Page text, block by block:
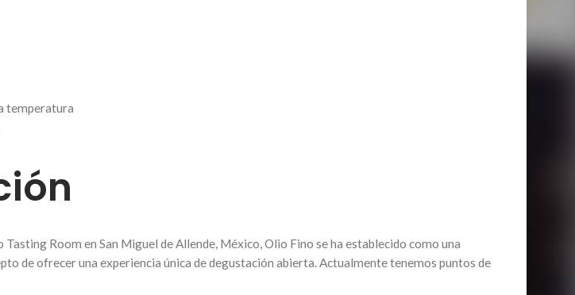
temperatura
Room en San Miguel de Allende, México, Olio Fino se ha establecido como una
de ofrecer una experiencia única de degustación abierta. Actualmente tenemos puntos de